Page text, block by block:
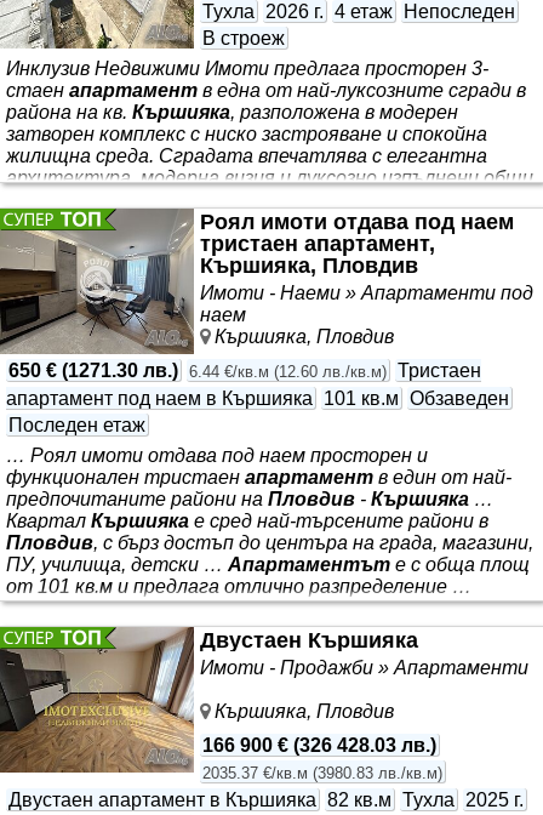
Тухла 2026 г. 4 етаж
Непоследен
В строеж
Инклузив Недвижими Имоти предлага просторен 3-
стаен апартамент в една от най-луксозните сгради в
района на кв. Кършияка, разположена в модерен
затворен комплекс с ниско застрояване и спокойна
жилищна среда. Сградата впечатлява с елегантна
архитектура, модерна визия и луксозно изпълнени общи
на строителството.Апартаментъте функционално
разпределен и се състои от: • антре • просторен хол с
трапезария и кухненски бокс • две спални • две бани с
тоалетни • тераса Локацията предлага отлична
инфраструктура и удобство за живеене - в близост се
намират
Роял имоти отдава под наем
тристаен апартамент,
Кършияка, Пловдив
Имоти - Наеми » Апартаменти под
наем
Кършияка, Пловдив
650 € (1271.30 лв.) 6.44 €/кв.м (12.60 лв./кв.м) Тристаен
апартамент под наем в Кършияка 101 кв.м Обзаведен
Последен етаж
… Роял имоти отдава под наем просторен и
функционален тристаен апартамент в един от най-
предпочитаните райони на Пловдив - Кършияка …
Квартал Кършияка е сред най-търсените райони в
Пловдив, с бърз достъп до центъра на града, магазини,
ПУ, училища, детски …Апартаментът е с обща площ
от 101 кв.м и предлага отлично разпределение …
Отлична локация в кв.Кършияка… оферта 8433 *** .
Жилището е ситуирано в затворен комплекс, с жива
охрана и видеонаблюдение. *** : - просторна дневна с
кухненски бокс - 2 самостоятелни спални - 2 бани с
тоалетни - 2 балкона - входно антре Имотът
разполага с 3 стаи, от които 2
Двустаен Кършияка
Имоти - Продажби » Апартаменти
Кършияка, Пловдив
166 900 € (326 428.03 лв.)
2035.37 €/кв.м (3980.83 лв./кв.м)
Двустаен апартамент в Кършияка 82 кв.м Тухла 2025 г.